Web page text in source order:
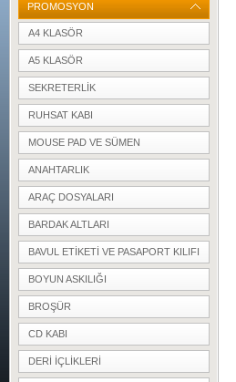
PROMOSYON
A4 KLASÖR
A5 KLASÖR
SEKRETERLIK
RUHSAT KABI
MOUSE PAD VE SÜMEN
ANAHTARLIK
ARAÇ DOSYALARI
BARDAK ALTLARI
BAVUL ETIKETI VE PASAPORT KILIFI
BOYUN ASKILIĞI
BROŞÜR
CD KABI
DERI IÇLIKLERI